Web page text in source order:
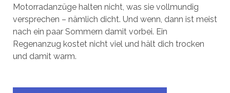
Motorradanzüge halten nicht, was sie vollmundig
versprechen – nämlich dicht. Und wenn, dann ist meist
nach ein paar Sommern damit vorbei. Ein
Regenanzug kostet nicht viel und hält dich trocken
und damit warm.